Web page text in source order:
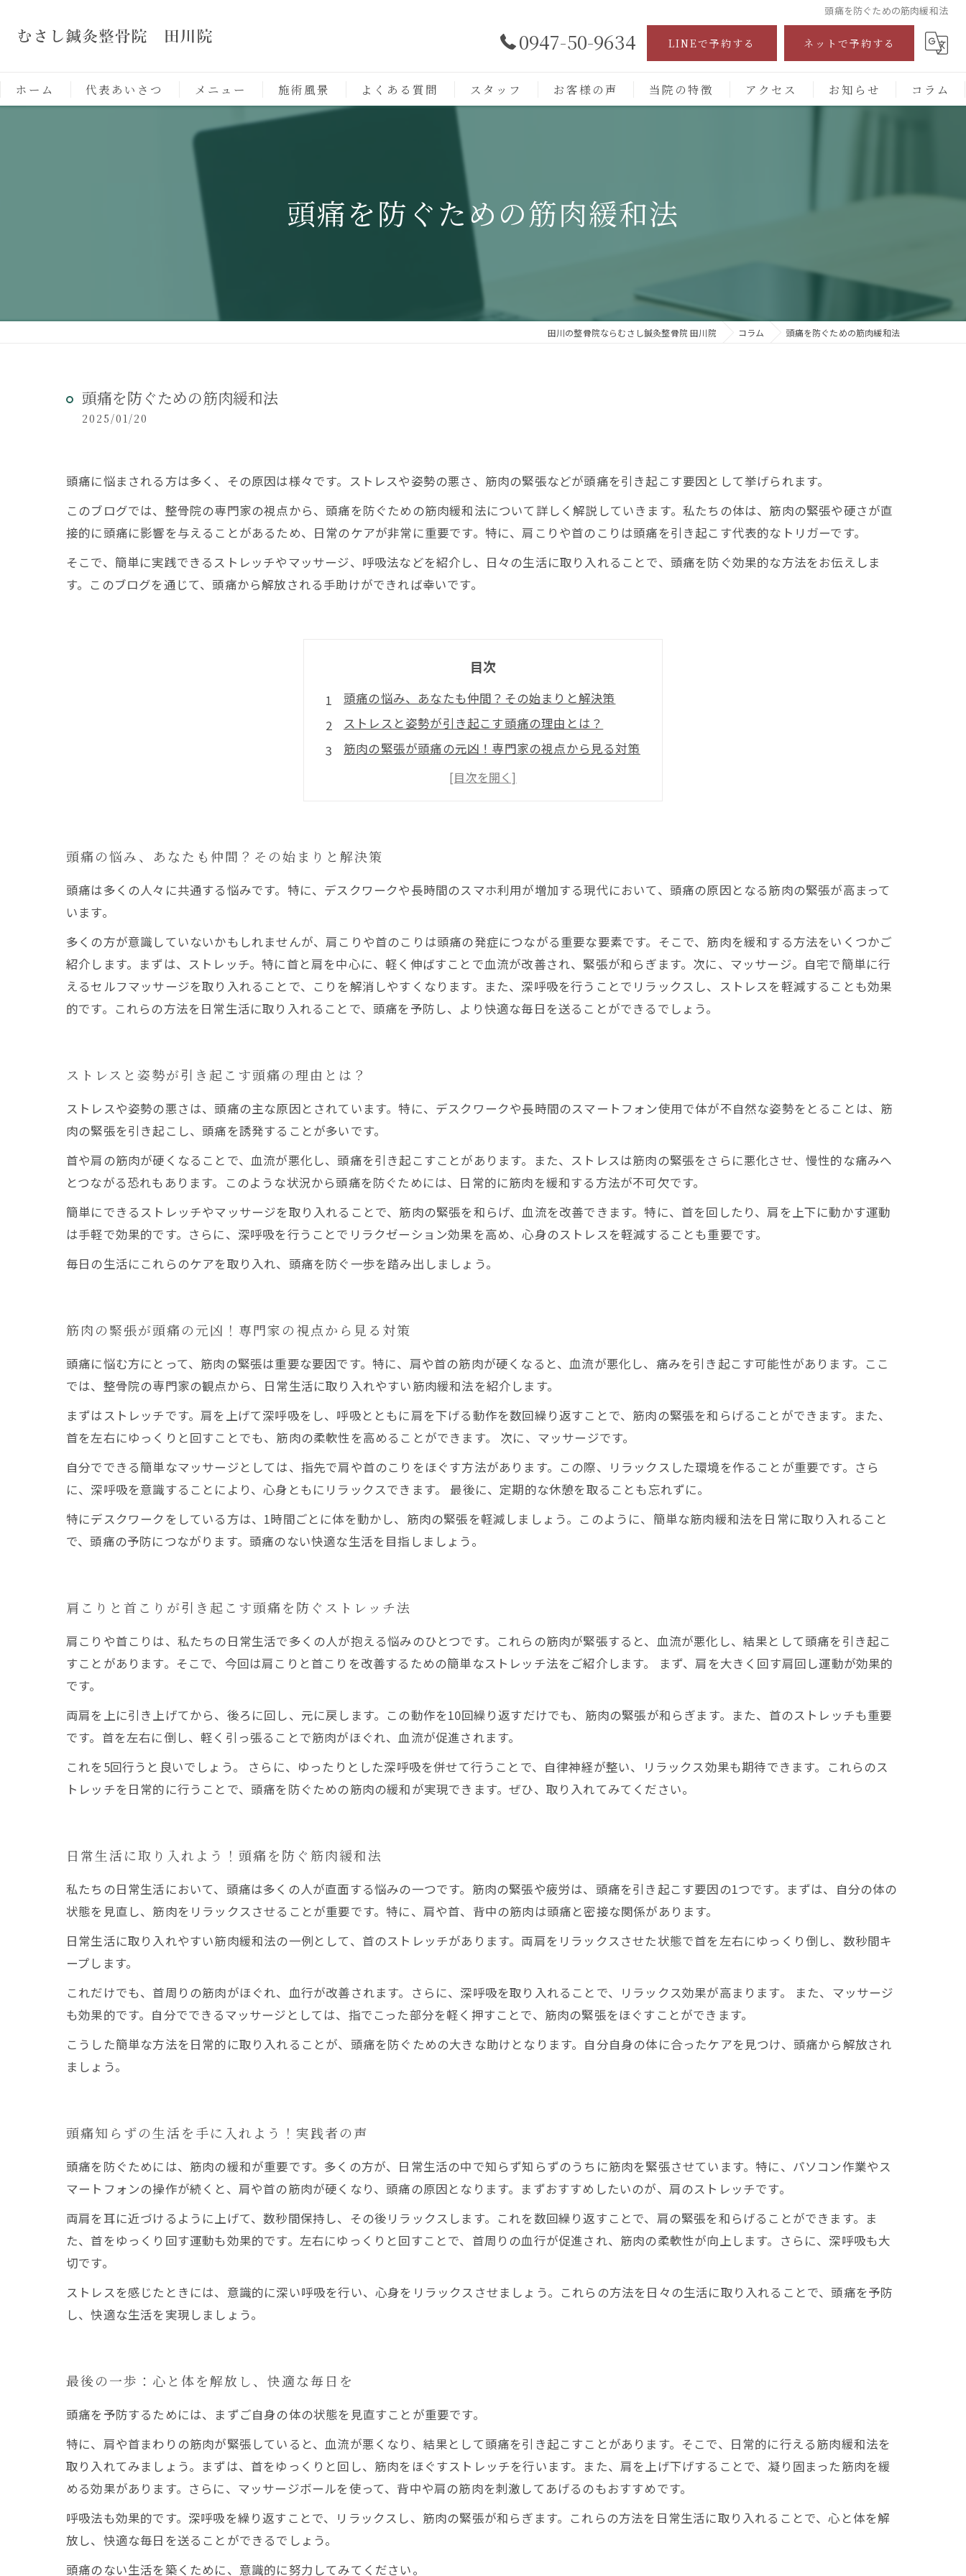
頭痛を防ぐための筋肉緩和法
0947-50-9634 LINEで予約する ネットで予約する
ホーム 代表あいさつ メニュー 施術風景 よくある質問 スタッフ お客様の声 当院の特徴
保険施術
アクセス お知らせ コラム
頭痛を防ぐための筋肉緩和法
田川の整骨院ならむさし鍼灸整骨院 田川院 コラム 頭痛を防ぐための筋肉緩和法
頭痛を防ぐための筋肉緩和法
2025/01/20
頭痛に悩まされる方は多く、その原因は様々です。ストレスや姿勢の悪さ、筋肉の緊張などが頭痛を引き起こす要因として挙げられます。
このブログでは、整骨院の専門家の視点から、頭痛を防ぐための筋肉緩和法について詳しく解説していきます。私たちの体は、筋肉の緊張や硬さが直
接的に頭痛に影響を与えることがあるため、日常のケアが非常に重要です。特に、肩こりや首のこりは頭痛を引き起こす代表的なトリガーです。
そこで、簡単に実践できるストレッチやマッサージ、呼吸法などを紹介し、日々の生活に取り入れることで、頭痛を防ぐ効果的な方法をお伝えしま
す。このブログを通じて、頭痛から解放される手助けができれば幸いです。
目次
頭痛の悩み、あなたも仲間？その始まりと解決策
ストレスと姿勢が引き起こす頭痛の理由とは？
筋肉の緊張が頭痛の元凶！専門家の視点から見る対策
肩こりと首こりが引き起こす頭痛を防ぐストレッチ法
最後の一歩：心と体を解放し、快適な毎日を
頭痛の悩み、あなたも仲間？その始まりと解決策
頭痛は多くの人々に共通する悩みです。特に、デスクワークや長時間のスマホ利用が増加する現代において、頭痛の原因となる筋肉の緊張が高まって
います。
多くの方が意識していないかもしれませんが、肩こりや首のこりは頭痛の発症につながる重要な要素です。そこで、筋肉を緩和する方法をいくつかご
紹介します。まずは、ストレッチ。特に首と肩を中心に、軽く伸ばすことで血流が改善され、緊張が和らぎます。次に、マッサージ。自宅で簡単に行
えるセルフマッサージを取り入れることで、こりを解消しやすくなります。また、深呼吸を行うことでリラックスし、ストレスを軽減することも効果
的です。これらの方法を日常生活に取り入れることで、頭痛を予防し、より快適な毎日を送ることができるでしょう。
ストレスと姿勢が引き起こす頭痛の理由とは？
ストレスや姿勢の悪さは、頭痛の主な原因とされています。特に、デスクワークや長時間のスマートフォン使用で体が不自然な姿勢をとることは、筋
肉の緊張を引き起こし、頭痛を誘発することが多いです。
首や肩の筋肉が硬くなることで、血流が悪化し、頭痛を引き起こすことがあります。また、ストレスは筋肉の緊張をさらに悪化させ、慢性的な痛みへ
とつながる恐れもあります。このような状況から頭痛を防ぐためには、日常的に筋肉を緩和する方法が不可欠です。
簡単にできるストレッチやマッサージを取り入れることで、筋肉の緊張を和らげ、血流を改善できます。特に、首を回したり、肩を上下に動かす運動
は手軽で効果的です。さらに、深呼吸を行うことでリラクゼーション効果を高め、心身のストレスを軽減することも重要です。
毎日の生活にこれらのケアを取り入れ、頭痛を防ぐ一歩を踏み出しましょう。
筋肉の緊張が頭痛の元凶！専門家の視点から見る対策
頭痛に悩む方にとって、筋肉の緊張は重要な要因です。特に、肩や首の筋肉が硬くなると、血流が悪化し、痛みを引き起こす可能性があります。ここ
では、整骨院の専門家の観点から、日常生活に取り入れやすい筋肉緩和法を紹介します。
まずはストレッチです。肩を上げて深呼吸をし、呼吸とともに肩を下げる動作を数回繰り返すことで、筋肉の緊張を和らげることができます。また、
首を左右にゆっくりと回すことでも、筋肉の柔軟性を高めることができます。 次に、マッサージです。
自分でできる簡単なマッサージとしては、指先で肩や首のこりをほぐす方法があります。この際、リラックスした環境を作ることが重要です。さら
に、深呼吸を意識することにより、心身ともにリラックスできます。 最後に、定期的な休憩を取ることも忘れずに。
特にデスクワークをしている方は、1時間ごとに体を動かし、筋肉の緊張を軽減しましょう。このように、簡単な筋肉緩和法を日常に取り入れること
で、頭痛の予防につながります。頭痛のない快適な生活を目指しましょう。
肩こりと首こりが引き起こす頭痛を防ぐストレッチ法
肩こりや首こりは、私たちの日常生活で多くの人が抱える悩みのひとつです。これらの筋肉が緊張すると、血流が悪化し、結果として頭痛を引き起こ
すことがあります。そこで、今回は肩こりと首こりを改善するための簡単なストレッチ法をご紹介します。 まず、肩を大きく回す肩回し運動が効果的
です。
両肩を上に引き上げてから、後ろに回し、元に戻します。この動作を10回繰り返すだけでも、筋肉の緊張が和らぎます。また、首のストレッチも重要
です。首を左右に倒し、軽く引っ張ることで筋肉がほぐれ、血流が促進されます。
これを5回行うと良いでしょう。 さらに、ゆったりとした深呼吸を併せて行うことで、自律神経が整い、リラックス効果も期待できます。これらのス
トレッチを日常的に行うことで、頭痛を防ぐための筋肉の緩和が実現できます。ぜひ、取り入れてみてください。
日常生活に取り入れよう！頭痛を防ぐ筋肉緩和法
私たちの日常生活において、頭痛は多くの人が直面する悩みの一つです。筋肉の緊張や疲労は、頭痛を引き起こす要因の1つです。まずは、自分の体の
状態を見直し、筋肉をリラックスさせることが重要です。特に、肩や首、背中の筋肉は頭痛と密接な関係があります。
日常生活に取り入れやすい筋肉緩和法の一例として、首のストレッチがあります。両肩をリラックスさせた状態で首を左右にゆっくり倒し、数秒間キ
ープします。
これだけでも、首周りの筋肉がほぐれ、血行が改善されます。さらに、深呼吸を取り入れることで、リラックス効果が高まります。 また、マッサージ
も効果的です。自分でできるマッサージとしては、指でこった部分を軽く押すことで、筋肉の緊張をほぐすことができます。
こうした簡単な方法を日常的に取り入れることが、頭痛を防ぐための大きな助けとなります。自分自身の体に合ったケアを見つけ、頭痛から解放され
ましょう。
頭痛知らずの生活を手に入れよう！実践者の声
頭痛を防ぐためには、筋肉の緩和が重要です。多くの方が、日常生活の中で知らず知らずのうちに筋肉を緊張させています。特に、パソコン作業やス
マートフォンの操作が続くと、肩や首の筋肉が硬くなり、頭痛の原因となります。まずおすすめしたいのが、肩のストレッチです。
両肩を耳に近づけるように上げて、数秒間保持し、その後リラックスします。これを数回繰り返すことで、肩の緊張を和らげることができます。ま
た、首をゆっくり回す運動も効果的です。左右にゆっくりと回すことで、首周りの血行が促進され、筋肉の柔軟性が向上します。さらに、深呼吸も大
切です。
ストレスを感じたときには、意識的に深い呼吸を行い、心身をリラックスさせましょう。これらの方法を日々の生活に取り入れることで、頭痛を予防
し、快適な生活を実現しましょう。
最後の一歩：心と体を解放し、快適な毎日を
頭痛を予防するためには、まずご自身の体の状態を見直すことが重要です。
特に、肩や首まわりの筋肉が緊張していると、血流が悪くなり、結果として頭痛を引き起こすことがあります。そこで、日常的に行える筋肉緩和法を
取り入れてみましょう。まずは、首をゆっくりと回し、筋肉をほぐすストレッチを行います。また、肩を上げ下げすることで、凝り固まった筋肉を緩
める効果があります。さらに、マッサージボールを使って、背中や肩の筋肉を刺激してあげるのもおすすめです。
呼吸法も効果的です。深呼吸を繰り返すことで、リラックスし、筋肉の緊張が和らぎます。これらの方法を日常生活に取り入れることで、心と体を解
放し、快適な毎日を送ることができるでしょう。
頭痛のない生活を築くために、意識的に努力してみてください。